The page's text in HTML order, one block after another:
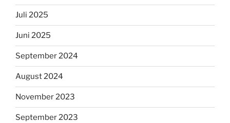
Juli 2025
Juni 2025
September 2024
August 2024
November 2023
September 2023